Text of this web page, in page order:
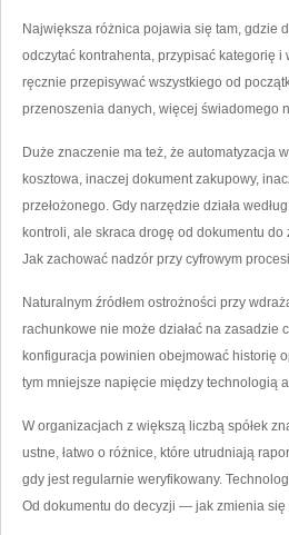
Największa różnica pojawia się tam, gdzie
odczytać kontrahenta, przypisać kategorię
ręcznie przepisywać wszystkiego od
przenoszenia danych, więcej świadomego
Duże znaczenie ma też, że automatyzacja
kosztowa, inaczej dokument zakupowy,
przełożonego. Gdy narzędzie działa
kontroli, ale skraca drogę od dokumentu
Jak zachować nadzór przy cyfrowym
Naturalnym źródłem ostrożności przy
rachunkowe nie może działać na zasadzie
konfiguracja powinien obejmować historię
tym mniejsze napięcie między technologią
W organizacjach z większą liczbą spółek
ustne, łatwo o różnice, które utrudniają
gdy jest regularnie weryfikowany.
Od dokumentu do decyzji — jak zmienia